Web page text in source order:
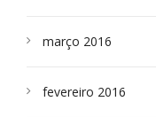
março 2016
fevereiro 2016